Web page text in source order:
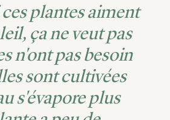
ces plantes aiment
ça ne veut pas
n'ont pas besoin
sont cultivées
s'évapore plus